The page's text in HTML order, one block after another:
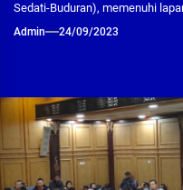
Sedati-Buduran), memenuhi
Admin 24/09/2023